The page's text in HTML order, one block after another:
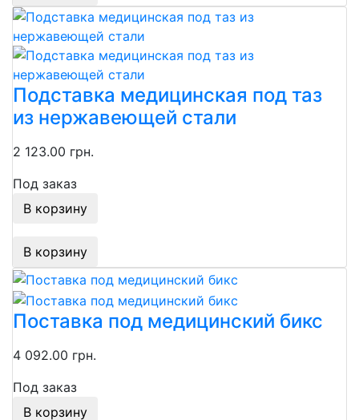
Подставка медицинская под таз
из нержавеющей стали
2 123.00 грн.
Под заказ
В корзину
В корзину
Поставка под медицинский бикс
4 092.00 грн.
Под заказ
В корзину